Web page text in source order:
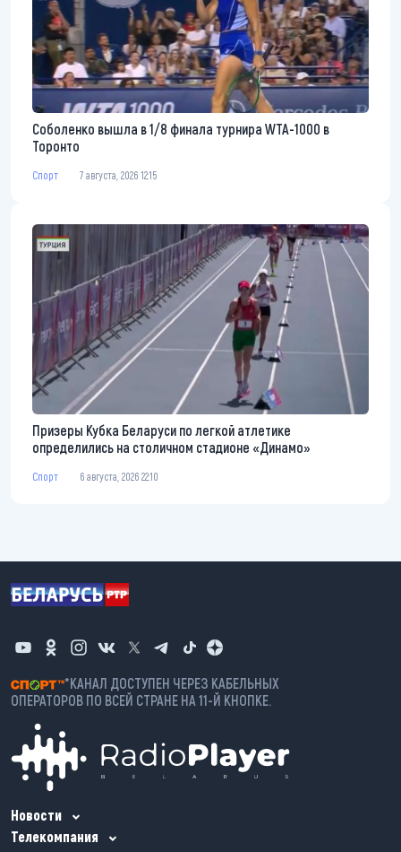
Соболенко вышла в 1/8 финала турнира WTA-1000 в
Торонто
Спорт 7 августа, 2026 12:15
Призеры Кубка Беларуси по легкой атлетике
определились на столичном стадионе «Динамо»
Спорт 6 августа, 2026 22:10
*КАНАЛ ДОСТУПЕН ЧЕРЕЗ КАБЕЛЬНЫХ
ОПЕРАТОРОВ ПО ВСЕЙ СТРАНЕ НА 11-Й КНОПКЕ.
Новости
Телекомпания